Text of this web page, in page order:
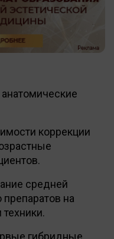
коррекции
средней
на
гибридные